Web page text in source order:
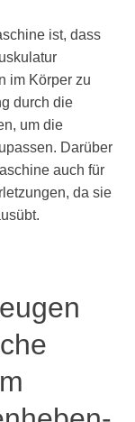
ist, dass
im Körper zu
durch die
um die
Darüber
auch für
da sie